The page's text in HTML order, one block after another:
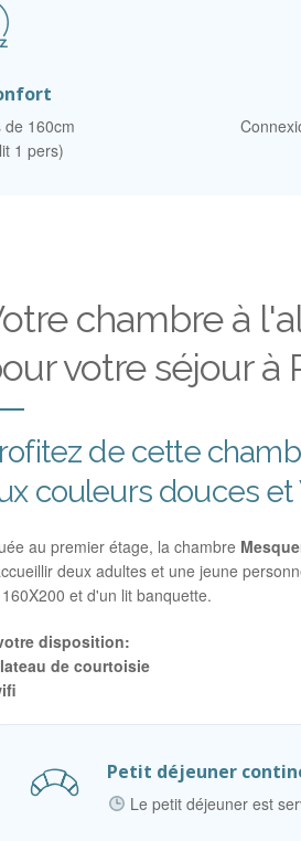
de 160cm
1 pers)
chambre à
votre séjour à
de cette
couleurs douces et
au premier étage, la chambre
deux adultes et une jeune
et d'un lit banquette.
disposition:
de courtoisie
Petit déjeuner
Le petit déjeuner est